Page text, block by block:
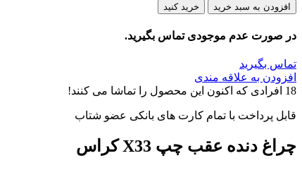
افزودن به سبد خرید خرید کنید
در صورت عدم موجودی تماس بگیرید.
تماس بگیرید
افزودن به علاقه مندی
18 افرادی که اکنون این محصول را تماشا می کنند!
قابل پرداخت با تمام کارت های بانکی عضو شتاب
چراغ دنده عقب چپ X33 کراس